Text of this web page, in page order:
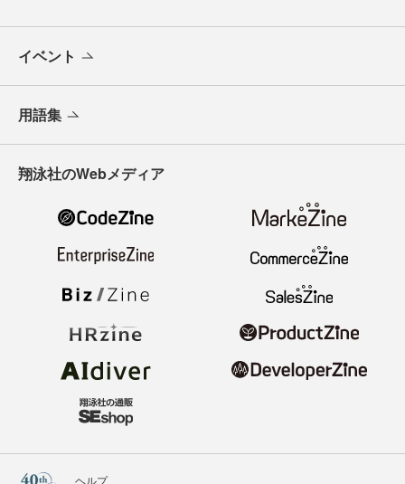
イベント
用語集
翔泳社のWebメディア
ヘルプ